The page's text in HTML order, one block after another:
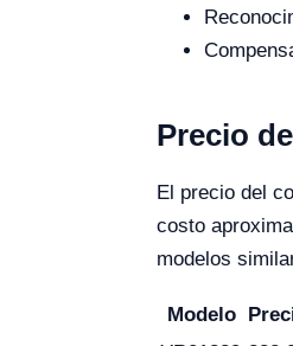
Precio
El precio del
costo
modelos
Modelo